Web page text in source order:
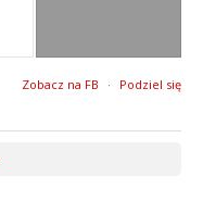
Zobacz na FB · Podziel się